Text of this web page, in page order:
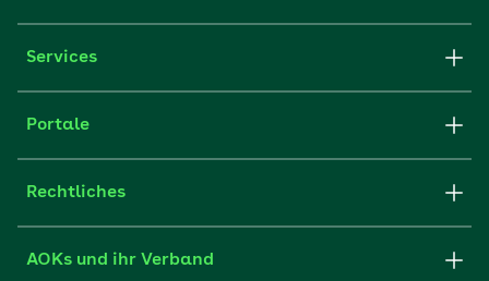
Services
Portale
Rechtliches
AOKs und ihr Verband